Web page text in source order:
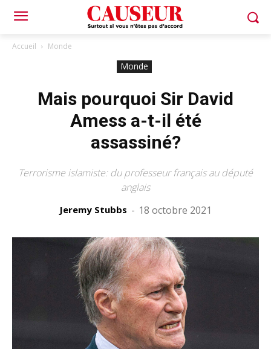
Accueil Monde
Monde
Mais pourquoi Sir David
Amess a-t-il été
assassiné?
Terrorisme islamiste: du professeur français au député
anglais
Jeremy Stubbs - 18 octobre 2021